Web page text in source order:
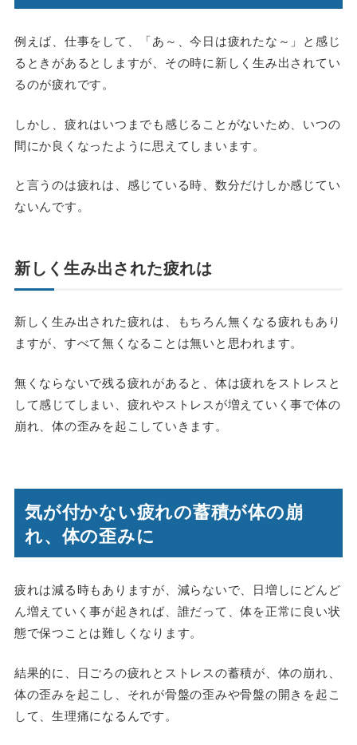
例えば、仕事をして、「あ～、今日は疲れたな～」と感じ
るときがあるとしますが、その時に新しく生み出されてい
るのが疲れです。
しかし、疲れはいつまでも感じることがないため、いつの
間にか良くなったように思えてしまいます。
と言うのは疲れは、感じている時、数分だけしか感じてい
ないんです。
新しく生み出された疲れは
新しく生み出された疲れは、もちろん無くなる疲れもあり
ますが、すべて無くなることは無いと思われます。
無くならないで残る疲れがあると、体は疲れをストレスと
して感じてしまい、疲れやストレスが増えていく事で体の
崩れ、体の歪みを起こしていきます。
気が付かない疲れの蓄積が体の崩
れ、体の歪みに
疲れは減る時もありますが、減らないで、日増しにどんど
ん増えていく事が起きれば、誰だって、体を正常に良い状
態で保つことは難しくなります。
結果的に、日ごろの疲れとストレスの蓄積が、体の崩れ、
体の歪みを起こし、それが骨盤の歪みや骨盤の開きを起こ
して、生理痛になるんです。